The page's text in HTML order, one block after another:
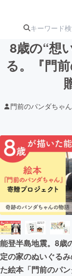
注目のリ
テク
映像・
ビジネ
まち
8歳の“想
る。『門
門前のパンダちゃ
能登半島地震。8歳
定の家のぬいぐる
た絵本「門前のパ